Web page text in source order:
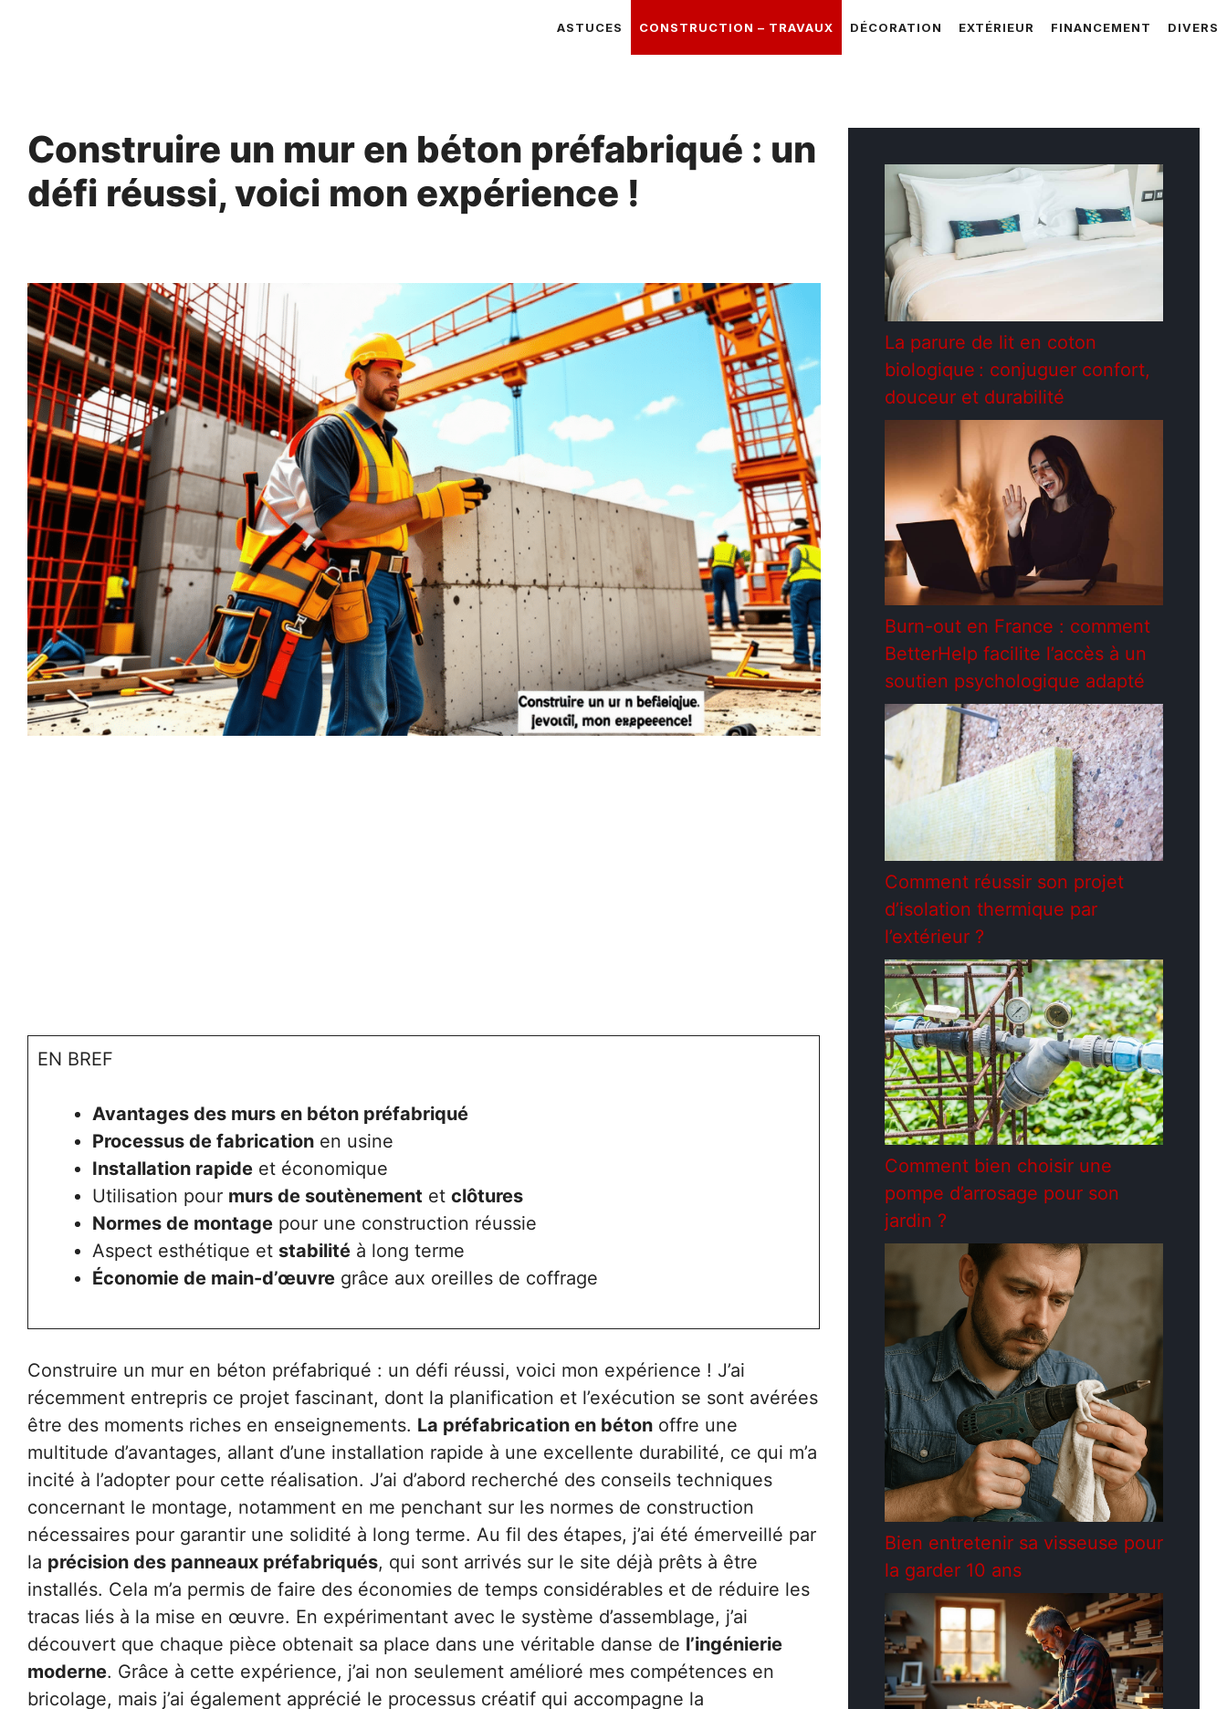
ASTUCES CONSTRUCTION – TRAVAUX DÉCORATION EXTÉRIEUR FINANCEMENT DIVERS
Construire un mur en béton préfabriqué : un
défi réussi, voici mon expérience !
EN BREF
Avantages des murs en béton préfabriqué
Processus de fabrication en usine
Installation rapide et économique
Utilisation pour murs de soutènement et clôtures
Normes de montage pour une construction réussie
Aspect esthétique et stabilité à long terme
Économie de main-d’œuvre grâce aux oreilles de coffrage
Construire un mur en béton préfabriqué : un défi réussi, voici mon expérience ! J’ai
récemment entrepris ce projet fascinant, dont la planification et l’exécution se sont avérées
être des moments riches en enseignements. La préfabrication en béton offre une
multitude d’avantages, allant d’une installation rapide à une excellente durabilité, ce qui m’a
incité à l’adopter pour cette réalisation. J’ai d’abord recherché des conseils techniques
concernant le montage, notamment en me penchant sur les normes de construction
nécessaires pour garantir une solidité à long terme. Au fil des étapes, j’ai été émerveillé par
la précision des panneaux préfabriqués, qui sont arrivés sur le site déjà prêts à être
installés. Cela m’a permis de faire des économies de temps considérables et de réduire les
tracas liés à la mise en œuvre. En expérimentant avec le système d’assemblage, j’ai
découvert que chaque pièce obtenait sa place dans une véritable danse de l’ingénierie
moderne. Grâce à cette expérience, j’ai non seulement amélioré mes compétences en
bricolage, mais j’ai également apprécié le processus créatif qui accompagne la
La parure de lit en coton
biologique : conjuguer confort,
douceur et durabilité
Burn-out en France : comment
BetterHelp facilite l’accès à un
soutien psychologique adapté
Comment réussir son projet
d’isolation thermique par
l’extérieur ?
Comment bien choisir une
pompe d’arrosage pour son
jardin ?
Bien entretenir sa visseuse pour
la garder 10 ans